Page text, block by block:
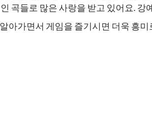
곡들로 많은 사랑을 받고 있어요.
아가면서 게임을 즐기시면 더욱 흥